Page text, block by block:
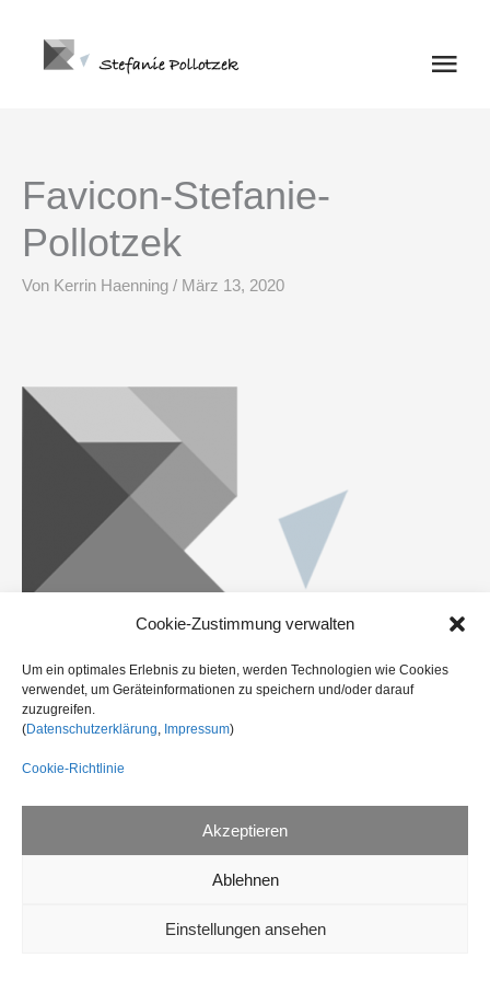
Cookie-Zustimmung verwalten
Um ein optimales Erlebnis zu bieten, werden Technologien wie Cookies
verwendet, um Geräteinformationen zu speichern und/oder darauf
zuzugreifen.
(Datenschutzerklärung, Impressum)
Cookie-Richtlinie
Akzeptieren
Ablehnen
Einstellungen ansehen
springen
Favicon-Stefanie-
Pollotzek
Von Kerrin Haenning / März 13, 2020
←Vorheriger Medien